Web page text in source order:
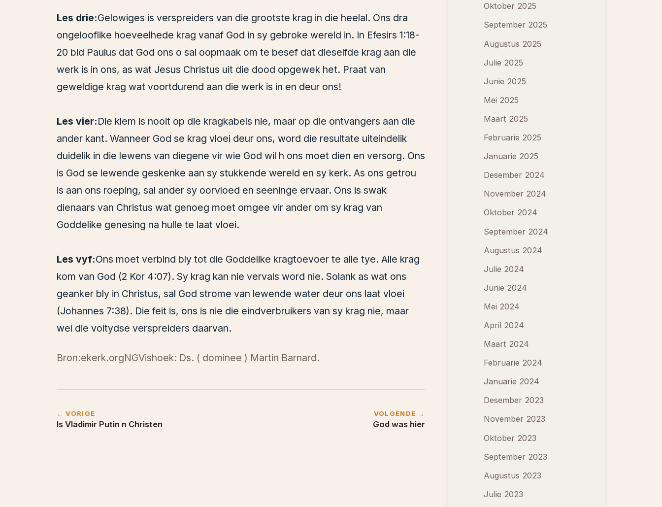
Les drie:Gelowiges is verspreiders van die grootste krag in die heelal. Ons dra
ongelooflike hoeveelhede krag vanaf God in sy gebroke wereld in. In Efesirs 1:18-
20 bid Paulus dat God ons o sal oopmaak om te besef dat dieselfde krag aan die
werk is in ons, as wat Jesus Christus uit die dood opgewek het. Praat van
geweldige krag wat voortdurend aan die werk is in en deur ons!
Les vier:Die klem is nooit op die kragkabels nie, maar op die ontvangers aan die
ander kant. Wanneer God se krag vloei deur ons, word die resultate uiteindelik
duidelik in die lewens van diegene vir wie God wil h ons moet dien en versorg. Ons
is God se lewende geskenke aan sy stukkende wereld en sy kerk. As ons getrou
is aan ons roeping, sal ander sy oorvloed en seeninge ervaar. Ons is swak
dienaars van Christus wat genoeg moet omgee vir ander om sy krag van
Goddelike genesing na hulle te laat vloei.
Les vyf:Ons moet verbind bly tot die Goddelike kragtoevoer te alle tye. Alle krag
kom van God (2 Kor 4:07). Sy krag kan nie vervals word nie. Solank as wat ons
geanker bly in Christus, sal God strome van lewende water deur ons laat vloei
(Johannes 7:38). Die feit is, ons is nie die eindverbruikers van sy krag nie, maar
wel die voltydse verspreiders daarvan.
Bron:ekerk.orgNGVishoek: Ds. ( dominee ) Martin Barnard.
← VORIGE
Is Vladimir Putin n Christen
VOLGENDE →
God was hier
Oktober 2025
September 2025
Augustus 2025
Julie 2025
Junie 2025
Mei 2025
Maart 2025
Februarie 2025
Januarie 2025
Desember 2024
November 2024
Oktober 2024
September 2024
Augustus 2024
Julie 2024
Junie 2024
Mei 2024
April 2024
Maart 2024
Februarie 2024
Januarie 2024
Desember 2023
November 2023
Oktober 2023
September 2023
Augustus 2023
Julie 2023